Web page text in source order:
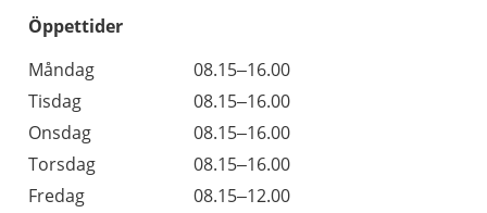
Öppettider
Dag
Öppettider
Kommentarer
Måndag
08.15–16.00
Tisdag
08.15–16.00
Onsdag
08.15–16.00
Torsdag
08.15–16.00
Fredag
08.15–12.00